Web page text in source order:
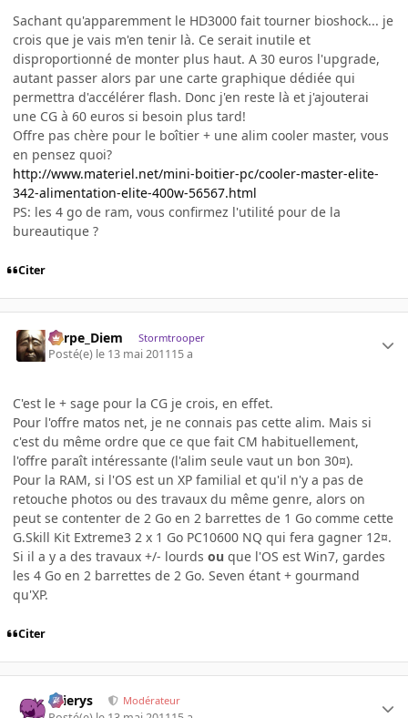
Sachant qu'apparemment le HD3000 fait tourner bioshock... je
crois que je vais m'en tenir là. Ce serait inutile et
disproportionné de monter plus haut. A 30 euros l'upgrade,
autant passer alors par une carte graphique dédiée qui
permettra d'accélérer flash. Donc j'en reste là et j'ajouterai
une CG à 60 euros si besoin plus tard!
Offre pas chère pour le boîtier + une alim cooler master, vous
en pensez quoi?
http://www.materiel.net/mini-boitier-pc/cooler-master-elite-
342-alimentation-elite-400w-56567.html
PS: les 4 go de ram, vous confirmez l'utilité pour de la
bureautique ?
Citer
Carpe_Diem Stormtrooper
Posté(e) le 13 mai 201115 a
C'est le + sage pour la CG je crois, en effet.
Pour l'offre matos net, je ne connais pas cette alim. Mais si
c'est du même ordre que ce que fait CM habituellement,
l'offre paraît intéressante (l'alim seule vaut un bon 30¤).
Pour la RAM, si l'OS est un XP familial et qu'il n'y a pas de
retouche photos ou des travaux du même genre, alors on
peut se contenter de 2 Go en 2 barrettes de 1 Go comme cette
G.Skill Kit Extreme3 2 x 1 Go PC10600 NQ qui fera gagner 12¤.
Si il a y a des travaux +/- lourds ou que l'OS est Win7, gardes
les 4 Go en 2 barrettes de 2 Go. Seven étant + gourmand
qu'XP.
Citer
Ellierys Modérateur